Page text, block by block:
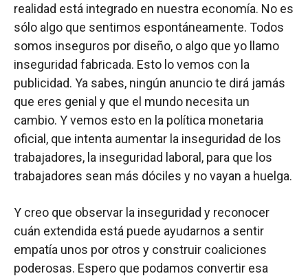
realidad está integrado en nuestra economía. No es
sólo algo que sentimos espontáneamente. Todos
somos inseguros por diseño, o algo que yo llamo
inseguridad fabricada. Esto lo vemos con la
publicidad. Ya sabes, ningún anuncio te dirá jamás
que eres genial y que el mundo necesita un
cambio. Y vemos esto en la política monetaria
oficial, que intenta aumentar la inseguridad de los
trabajadores, la inseguridad laboral, para que los
trabajadores sean más dóciles y no vayan a huelga.
Y creo que observar la inseguridad y reconocer
cuán extendida está puede ayudarnos a sentir
empatía unos por otros y construir coaliciones
poderosas. Espero que podamos convertir esa